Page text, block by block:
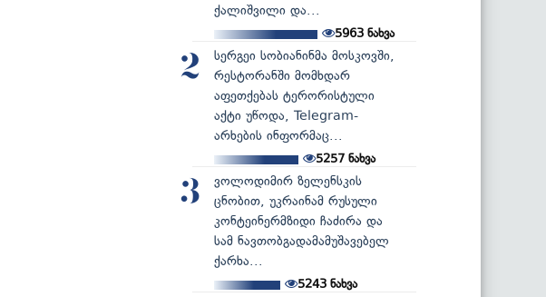
ქალიშვილი და...
5963 ნახვა
2
სერგეი სობიანინმა მოსკოვში,
რესტორანში მომხდარ
აფეთქებას ტერორისტული
აქტი უწოდა, Telegram-
არხების ინფორმაც...
5257 ნახვა
3
ვოლოდიმირ ზელენსკის
ცნობით, უკრაინამ რუსული
კონტეინერმზიდი ჩაძირა და
სამ ნავთობგადამამუშავებელ
ქარხა...
5243ნახვა